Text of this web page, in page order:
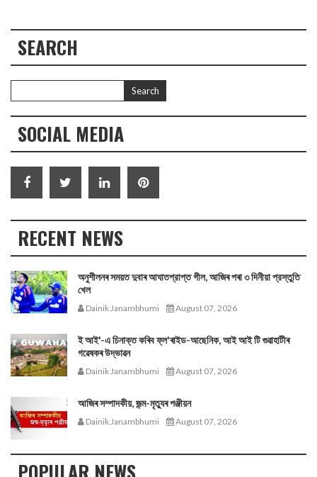
SEARCH
SOCIAL MEDIA
RECENT NEWS
অনুশীলনৰ সময়ত দুবাৰ আঘাতপ্রাপ্ত গীল, আজিৰ পৰা ৩ দিনীয়া প্রস্তুতি
খেল
Dainik Janambhumi August 07, 2026
ই আই'-এ চিনাক্ত কৰিব ফ্ল'ৰাইড-আছেনিক, আই আই টি গুৱাহাটীৰ
গৱেষকৰ উদ্ভাৱন
Dainik Janambhumi August 07, 2026
আজিৰ সম্পাদকীয়, জন্ম-মৃত্যুৰ পঞ্জীয়ন
Dainik Janambhumi August 07, 2026